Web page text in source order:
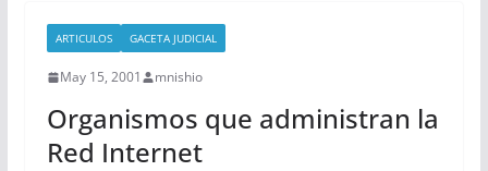
ARTICULOS GACETA JUDICIAL
May 15, 2001 mnishio
Organismos que administran la
Red Internet